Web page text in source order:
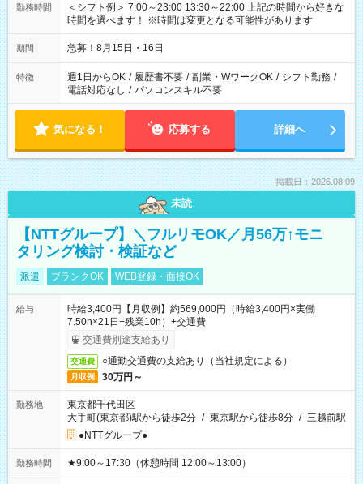
勤務時間
＜シフト例＞ 7:00～23:00 13:30～22:00 上記の時間から好きな
時間を選べます！ ※時間は変更となる可能性があります
期間 急募！8月15日・16日
特徴 週1日からOK / 履歴書不要 / 副業・WワークOK / シフト勤務 /
電話対応なし / パソコンスキル不要
気になる！ 応募する 詳細へ
掲載日：2026.08.09
未読
【NTTグループ】＼フルリモOK／月56万↑モニ
タリング検討・検証など
派遣 ブランクOK WEB登録・面接OK
給与
時給3,400円【月収例】約569,000円（時給3,400円×実働
7.50h×21日+残業10h）+交通費
交通費別途支給あり
交通費 ○通勤交通費の支給あり（当社規定による）
月収例 30万円～
勤務地
東京都千代田区
大手町(東京都)駅から徒歩2分 / 東京駅から徒歩8分 / 三越前駅
●NTTグループ●
勤務時間 ★9:00～17:30（休憩時間 12:00～13:00）